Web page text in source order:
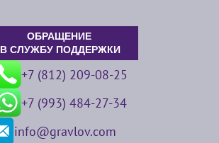
ОБРАЩЕНИЕ
В СЛУЖБУ ПОДДЕРЖКИ
+7 (812) 209-08-25
+7 (993) 484-27-34
info@gravlov.com